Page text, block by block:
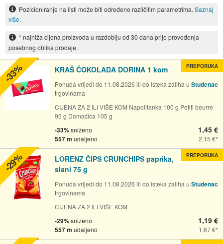
Pozicioniranje na listi može biti određeno različitim parametrima. Saznaj
više.
* najniža cijena proizvoda u razdoblju od 30 dana prije provođenja
posebnog oblika prodaje.
KRAŠ ČOKOLADA DORINA 1 kom
Ponuda vrijedi do 11.08.2026 ili do isteka zaliha u Studenac
trgovinama
CIJENA ZA 2 ILI VIŠE KOM Napolitanka 100 g Petiti beurre
95 g Domaćica 105 g
-33%sniženo
557 m udaljeno
1,45 €
2,15 €
PREPORUKA
-33%
LORENZ ČIPS CRUNCHIPS paprika,
slani 75 g
Ponuda vrijedi do 11.08.2026 ili do isteka zaliha u Studenac
trgovinama
CIJENA ZA 2 ILI VIŠE KOM
-29%sniženo
557 m udaljeno
1,19 €
1,67 €
PREPORUKA
-29%